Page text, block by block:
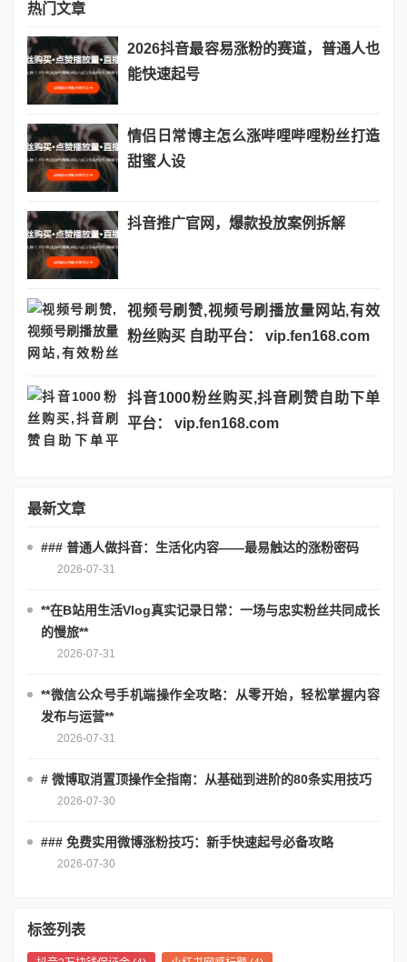
热门文章
2026抖音最容易涨粉的赛道，普通人也
能快速起号
情侣日常博主怎么涨哔哩哔哩粉丝打造
甜蜜人设
抖音推广官网，爆款投放案例拆解
视频号刷赞,视频号刷播放量网站,有效
粉丝购买 自助平台： vip.fen168.com
抖音1000粉丝购买,抖音刷赞自助下单
平台： vip.fen168.com
最新文章
### 普通人做抖音：生活化内容——最易触达的涨粉密码
2026-07-31
**在B站用生活Vlog真实记录日常：一场与忠实粉丝共同成长
的慢旅**
2026-07-31
**微信公众号手机端操作全攻略：从零开始，轻松掌握内容
发布与运营**
2026-07-31
# 微博取消置顶操作全指南：从基础到进阶的80条实用技巧
2026-07-30
### 免费实用微博涨粉技巧：新手快速起号必备攻略
2026-07-30
标签列表